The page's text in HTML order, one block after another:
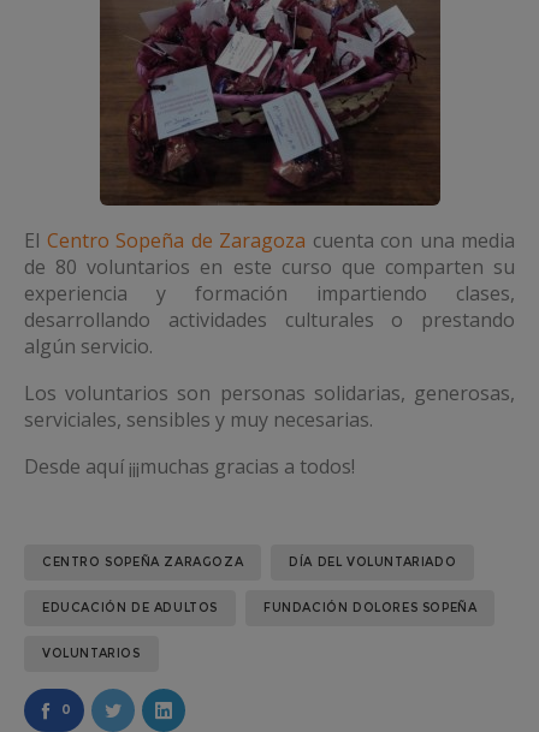
El Centro Sopeña de Zaragoza cuenta con una media
de 80 voluntarios en este curso que comparten su
experiencia y formación impartiendo clases,
desarrollando actividades culturales o prestando
algún servicio.
Los voluntarios son personas solidarias, generosas,
serviciales, sensibles y muy necesarias.
Desde aquí ¡¡¡muchas gracias a todos!
CENTRO SOPEÑA ZARAGOZA DÍA DEL VOLUNTARIADO
EDUCACIÓN DE ADULTOS FUNDACIÓN DOLORES SOPEÑA
VOLUNTARIOS
0